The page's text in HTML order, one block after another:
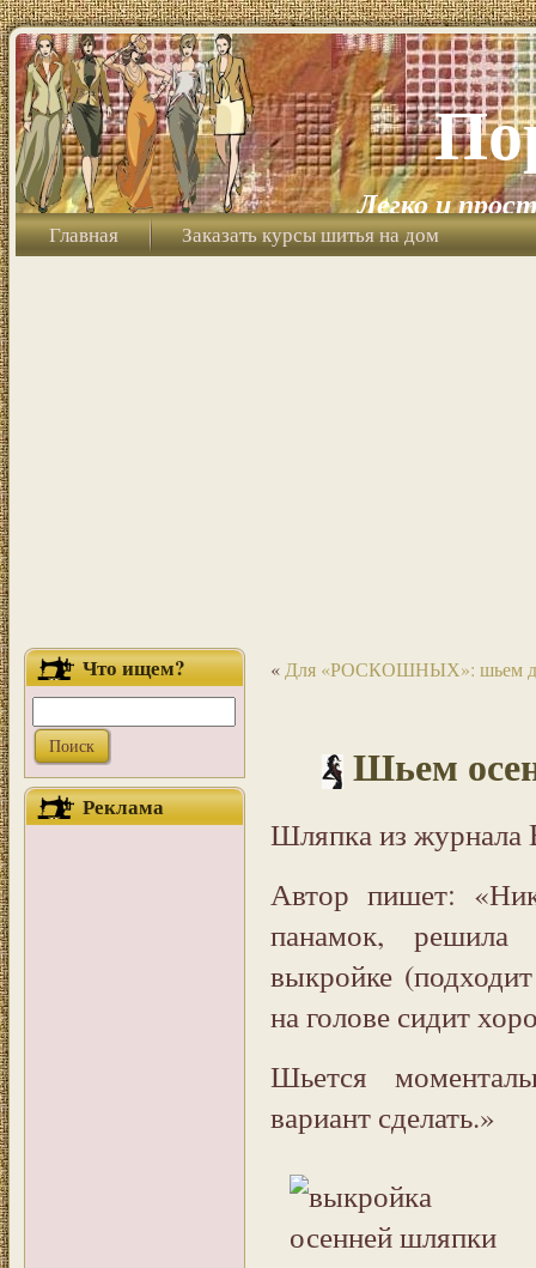
Легко и
Главная Заказать курсы шитья на дом
Что ищем?
Реклама
« Для «РОСКОШНЫХ»: шьем
Шьем
Шляпка из журнала
Автор пишет:
панамок, решила
выкройке
на голове сидит
Шьется
вариант сделать.»